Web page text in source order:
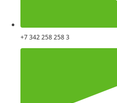
+7 342 258 258 3